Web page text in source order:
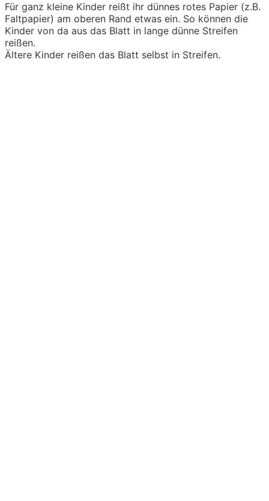
Für ganz kleine Kinder reißt ihr dünnes rotes Papier (z.B.
Faltpapier) am oberen Rand etwas ein. So können die
Kinder von da aus das Blatt in lange dünne Streifen
reißen.
Ältere Kinder reißen das Blatt selbst in Streifen.